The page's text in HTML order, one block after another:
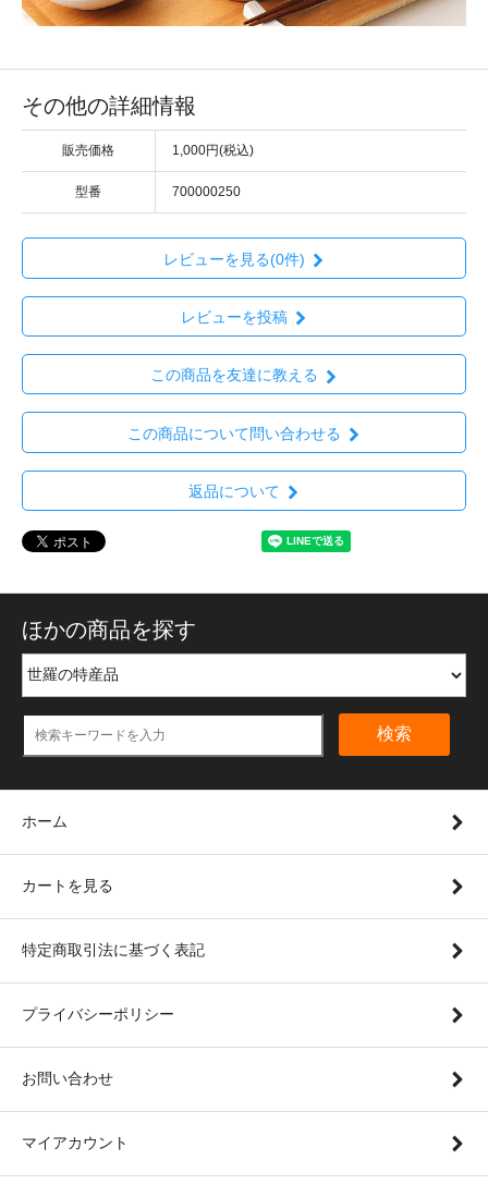
その他の詳細情報
販売価格 1,000円(税込)
型番 700000250
レビューを見る(0件)
レビューを投稿
この商品を友達に教える
この商品について問い合わせる
返品について
ほかの商品を探す
検索
ホーム
カートを見る
特定商取引法に基づく表記
プライバシーポリシー
お問い合わせ
マイアカウント